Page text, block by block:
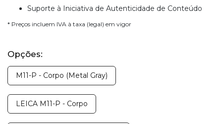
Suporte à Iniciativa de Autenticidade de Conteúdo
* Preços incluem IVA à taxa (legal) em vigor
Opções:
M11-P - Corpo (Metal Gray)
LEICA M11-P - Corpo